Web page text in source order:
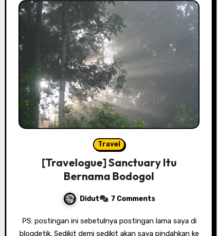
Travel
[Travelogue] Sanctuary Itu
Bernama Bodogol
Didut 7 Comments
PS: postingan ini sebetulnya postingan lama saya di
blogdetik. Sedikit demi sedikit akan saya pindahkan ke